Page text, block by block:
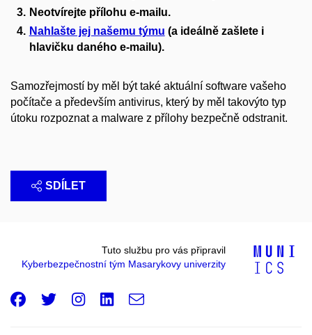
Neotvírejte přílohu e-mailu.
Nahlašte jej našemu týmu (a ideálně zašlete i
hlavičku daného e-mailu).
Samozřejmostí by měl být také aktuální software vašeho
počítače a především antivirus, který by měl takovýto typ
útoku rozpoznat a malware z přílohy bezpečně odstranit.
SDÍLET
Tuto službu pro vás připravil
Kyberbezpečnostní tým Masarykovy univerzity
Facebook
Twitter
Instagram
LinkedIn
e-